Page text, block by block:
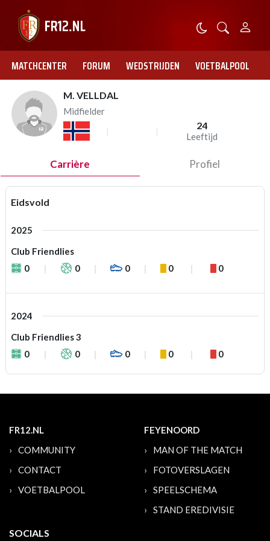
MATCHCENTER FORUM WEDSTRIJDEN VOETBALPOOL
M. VELLDAL
Midfielder
24
Leeftijd
Carrière Profiel
Eidsvold
2025
Club Friendlies
0
0 0 0 0
2024
Club Friendlies 3
0
0 0 0 0
FR12.NL
COMMUNITY
CONTACT
VOETBALPOOL
FEYENOORD
MAN OF THE MATCH
FOTOVERSLAGEN
SPEELSCHEMA
STAND EREDIVISIE
SOCIALS